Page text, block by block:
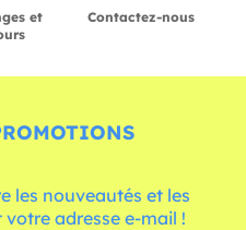
et
Contactez-nous
les nouveautés et les
adresse e-mail !